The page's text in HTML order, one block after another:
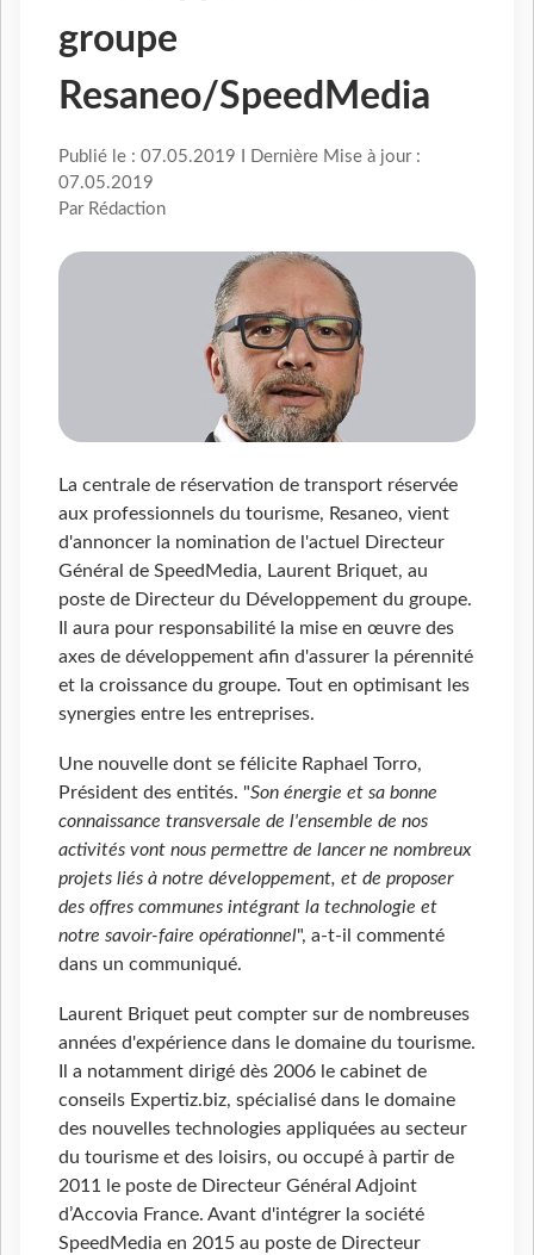
groupe
Resaneo/SpeedMedia
Publié le : 07.05.2019 I Dernière Mise à jour :
07.05.2019
Par Rédaction
La centrale de réservation de transport réservée
aux professionnels du tourisme, Resaneo, vient
d'annoncer la nomination de l'actuel Directeur
Général de SpeedMedia, Laurent Briquet, au
poste de Directeur du Développement du groupe.
Il aura pour responsabilité la mise en œuvre des
axes de développement afin d'assurer la pérennité
et la croissance du groupe. Tout en optimisant les
synergies entre les entreprises.
Une nouvelle dont se félicite Raphael Torro,
Président des entités. "Son énergie et sa bonne
connaissance transversale de l'ensemble de nos
activités vont nous permettre de lancer ne nombreux
projets liés à notre développement, et de proposer
des offres communes intégrant la technologie et
notre savoir-faire opérationnel", a-t-il commenté
dans un communiqué.
Laurent Briquet peut compter sur de nombreuses
années d'expérience dans le domaine du tourisme.
Il a notamment dirigé dès 2006 le cabinet de
conseils Expertiz.biz, spécialisé dans le domaine
des nouvelles technologies appliquées au secteur
du tourisme et des loisirs, ou occupé à partir de
2011 le poste de Directeur Général Adjoint
d’Accovia France. Avant d'intégrer la société
SpeedMedia en 2015 au poste de Directeur